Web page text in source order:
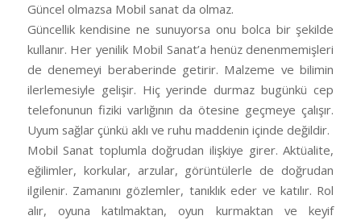
Güncel olmazsa Mobil sanat da olmaz.
Güncellik kendisine ne sunuyorsa onu bolca bir şekilde
kullanır. Her yenilik Mobil Sanat’a henüz denenmemişleri
de denemeyi beraberinde getirir. Malzeme ve bilimin
ilerlemesiyle gelişir. Hiç yerinde durmaz bugünkü cep
telefonunun fiziki varlığının da ötesine geçmeye çalışır.
Uyum sağlar çünkü aklı ve ruhu maddenin içinde değildir.
Mobil Sanat toplumla doğrudan ilişkiye girer. Aktüalite,
eğilimler, korkular, arzular, görüntülerle de doğrudan
ilgilenir. Zamanını gözlemler, tanıklık eder ve katılır. Rol
alır, oyuna katılmaktan, oyun kurmaktan ve keyif